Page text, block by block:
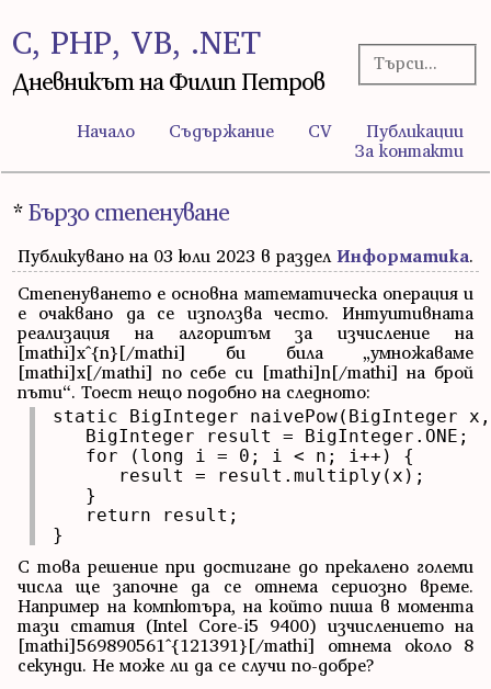
C, PHP, VB, .NET
Дневникът на Филип Петров
Начало Съдържание CV
Публикации
За контакти
*Бързо степенуване
Публикувано на 03 юли 2023 в раздел Информатика.
Степенуването е основна математическа операция и
е очаквано да се използва често. Интуитивната
реализация на алгоритъм за изчисление на
[mathi]x^{n}[/mathi] би била „умножаваме
[mathi]x[/mathi] по себе си [mathi]n[/mathi] на брой
пъти“. Тоест нещо подобно на следното:
static BigInteger naivePow(BigInteger
   BigInteger result = BigInteger.ONE;
   for (long i = 0; i < n; i++) {
      result = result.multiply(x);
   }
   return result;
}
С това решение при достигане до прекалено големи
числа ще започне да се отнема сериозно време.
Например на компютъра, на който пиша в момента
тази статия (Intel Core-i5 9400) изчислението на
[mathi]569890561^{121391}[/mathi] отнема около 8
секунди. Не може ли да се случи по-добре?